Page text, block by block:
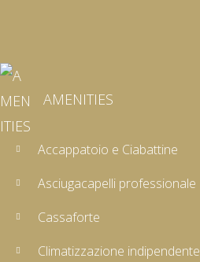
AMENITIES
Accappatoio e Ciabattine
Asciugacapelli professionale
Cassaforte
Climatizzazione indipendente